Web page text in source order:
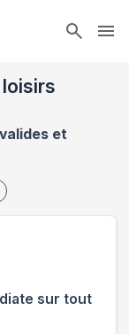
et
sur tout